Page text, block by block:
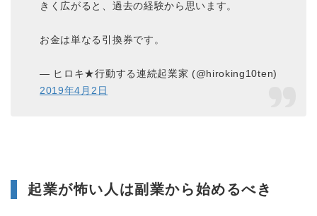
きく広がると、過去の経験から思います。
お金は単なる引換券です。
— ヒロキ★行動する連続起業家 (@hiroking10ten)
2019年4月2日
起業が怖い人は副業から始めるべき